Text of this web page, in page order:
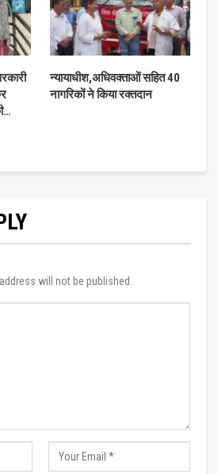
न्यायाधीश,अधिवक्ताओं सहित 40
नागरिकों ने किया रक्तदान
will not be published.